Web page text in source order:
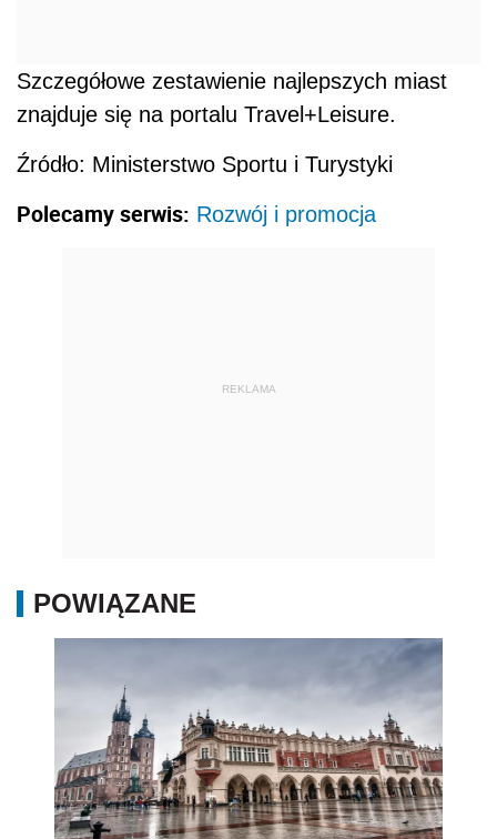
Szczegółowe zestawienie najlepszych miast
znajduje się na portalu Travel+Leisure.
Źródło: Ministerstwo Sportu i Turystyki
Polecamy serwis: Rozwój i promocja
REKLAMA
POWIĄZANE